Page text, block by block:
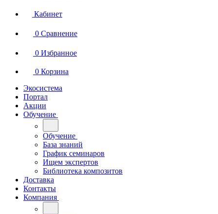
Кабинет
0 Сравнение
0 Избранное
0 Корзина
Экосистема
Портал
Акции
Обучение
Обучение
База знаний
График семинаров
Ищем экспертов
Библиотека композитов
Доставка
Контакты
Компания